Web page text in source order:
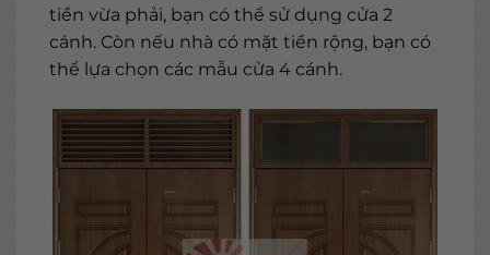
tiền vừa phải, bạn có thể sử dụng cửa 2
cánh. Còn nếu nhà có mặt tiền rộng, bạn có
thể lựa chọn các mẫu cửa 4 cánh.